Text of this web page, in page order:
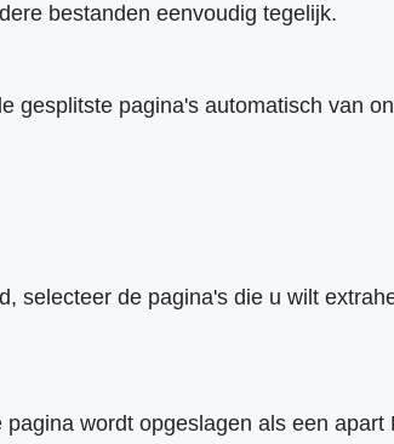
bestanden eenvoudig tegelijk.
pagina's automatisch van
selecteer de pagina's die u wilt
wordt opgeslagen als een apart